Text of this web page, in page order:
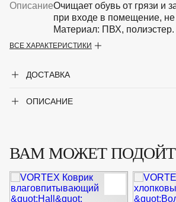
ОписаниеОчищает обувь от грязи и
при входе в помещение, не
Материал: ПВХ, полиэстер.
Ширина
ВСЕ ХАРАКТЕРИСТИКИ
ДОСТАВКА
ОПИСАНИЕ
ВАМ МОЖЕТ